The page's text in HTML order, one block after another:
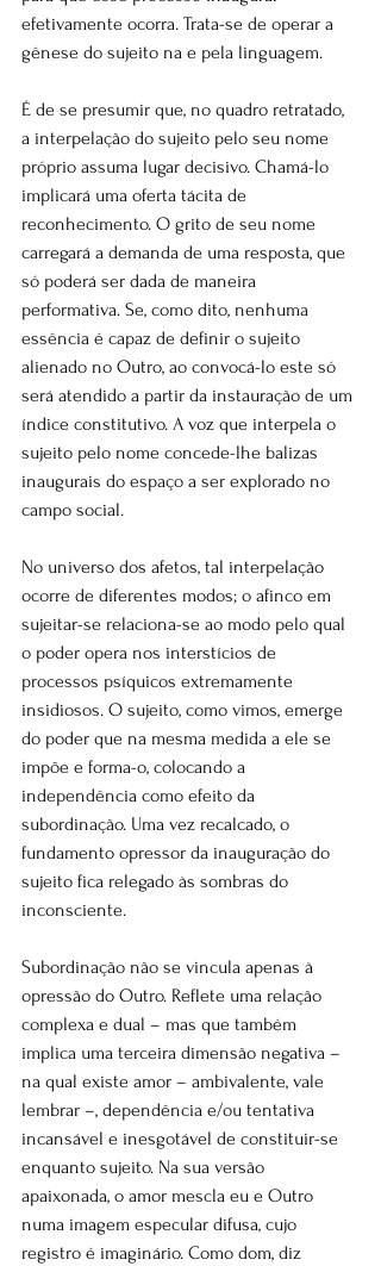
efetivamente ocorra. Trata-se de operar a
gênese do sujeito na e pela linguagem.
É de se presumir que, no quadro retratado,
a interpelação do sujeito pelo seu nome
próprio assuma lugar decisivo. Chamá-lo
implicará uma oferta tácita de
reconhecimento. O grito de seu nome
carregará a demanda de uma resposta, que
só poderá ser dada de maneira
performativa. Se, como dito, nenhuma
essência é capaz de definir o sujeito
alienado no Outro, ao convocá-lo este só
será atendido a partir da instauração de um
índice constitutivo. A voz que interpela o
sujeito pelo nome concede-lhe balizas
inaugurais do espaço a ser explorado no
campo social.
No universo dos afetos, tal interpelação
ocorre de diferentes modos; o afinco em
sujeitar-se relaciona-se ao modo pelo qual
o poder opera nos interstícios de
processos psíquicos extremamente
insidiosos. O sujeito, como vimos, emerge
do poder que na mesma medida a ele se
impõe e forma-o, colocando a
independência como efeito da
subordinação. Uma vez recalcado, o
fundamento opressor da inauguração do
sujeito fica relegado às sombras do
inconsciente.
Subordinação não se vincula apenas à
opressão do Outro. Reflete uma relação
complexa e dual – mas que também
implica uma terceira dimensão negativa –
na qual existe amor – ambivalente, vale
lembrar –, dependência e/ou tentativa
incansável e inesgotável de constituir-se
enquanto sujeito. Na sua versão
apaixonada, o amor mescla eu e Outro
numa imagem especular difusa, cujo
registro é imaginário. Como dom, diz